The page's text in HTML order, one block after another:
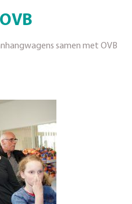
samen met OVB